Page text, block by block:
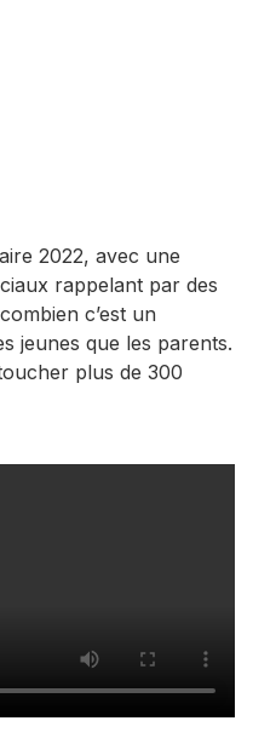
2022, avec une
rappelant par des
c’est un
jeunes que les parents.
plus de 300